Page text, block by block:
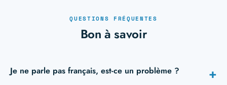
QUESTIONS FRÉQUENTES
Bon à savoir
Je ne parle pas français, est-ce un problème ? +